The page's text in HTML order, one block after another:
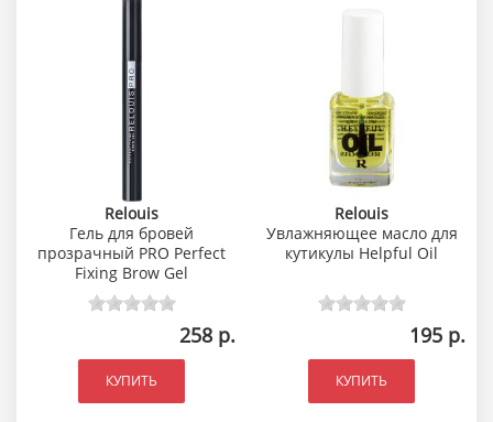
Relouis
Гель для бровей
прозрачный PRO Perfect
Fixing Brow Gel
258 р.
КУПИТЬ
Relouis
Увлажняющее масло для
кутикулы Helpful Oil
195 р.
КУПИТЬ